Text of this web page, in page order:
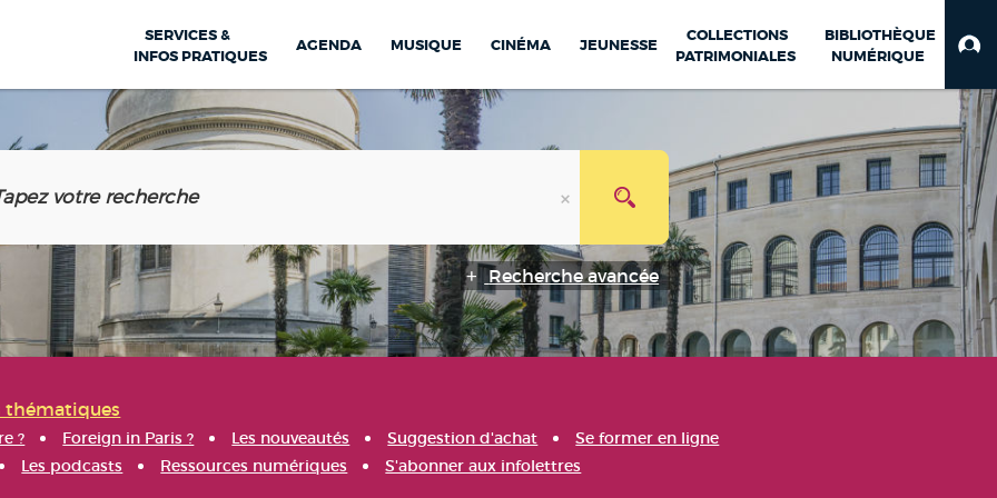
SERVICES &
INFOS PRATIQUES
AGENDA MUSIQUE CINÉMA JEUNESSE
COLLECTIONS
PATRIMONIALES
BIBLIOTHÈQUE
NUMÉRIQUE
Recherche avancée
thématiques
? Foreign in Paris ? Les nouveautés Suggestion d'achat
Se former en ligne
Les podcasts Ressources numériques S'abonner aux infolettres